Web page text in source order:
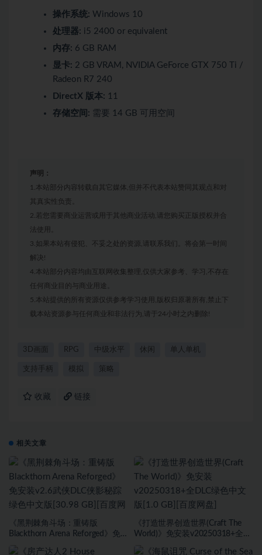
操作系统: Windows 10
处理器: i5 2400 or equivalent
内存: 6 GB RAM
显卡: 2 GB VRAM, NVIDIA GeForce GTX 750 Ti /
Radeon R7 240
DirectX 版本: 11
存储空间: 需要 14 GB 可用空间
声明：
1.本站部分内容转载自其它媒体,但并不代表本站赞同其观点和对
其真实性负责。
2.若您需要商业运营或用于其他商业活动,请您购买正版授权并合
法使用。
3.如果本站有侵犯、不妥之处的资源,请联系我们。将会第一时间
解决!
4.本站部分内容均由互联网收集整理,仅供大家参考、学习,不存在
任何商业目的与商业用途。
5.本站提供的所有资源仅供参考学习使用,版权归原著所有,禁止下
载本站资源参与任何商业和非法行为,请于24小时之内删除!
3D画面 RPG 中级水平 休闲 单人单机
支持手柄 模拟 策略
收藏 链接
相关文章
《黑荆棘角斗场：重铸版
Blackthorn Arena Reforged》免
《打造世界创造世界(Craft The
World)》免安装v20250318+全